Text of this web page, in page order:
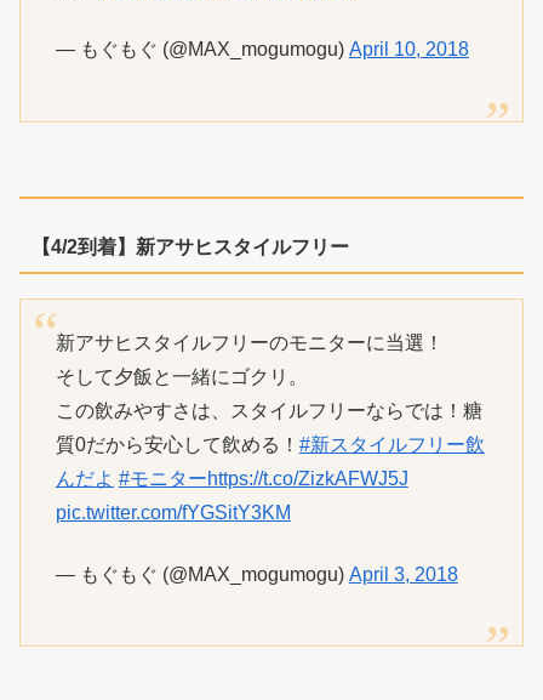
— もぐもぐ (@MAX_mogumogu) April 10, 2018
【4/2到着】新アサヒスタイルフリー
新アサヒスタイルフリーのモニターに当選！
そして夕飯と一緒にゴクリ。
この飲みやすさは、スタイルフリーならでは！糖
質0だから安心して飲める！ #新スタイルフリー飲
んだよ #モニターhttps://t.co/ZizkAFWJ5J
pic.twitter.com/fYGSitY3KM
— もぐもぐ (@MAX_mogumogu) April 3, 2018